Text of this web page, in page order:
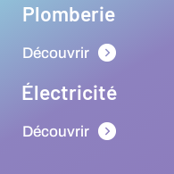
Plomberie
Découvrir
Électricité
Découvrir